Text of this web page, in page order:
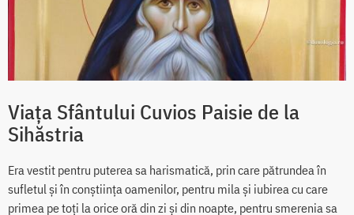
Viața Sfântului Cuvios Paisie de la
Sihăstria
Era vestit pentru puterea sa harismatică, prin care pătrundea în
sufletul și în conștiința oamenilor, pentru mila și iubirea cu care
primea pe toți la orice oră din zi și din noapte, pentru smerenia sa